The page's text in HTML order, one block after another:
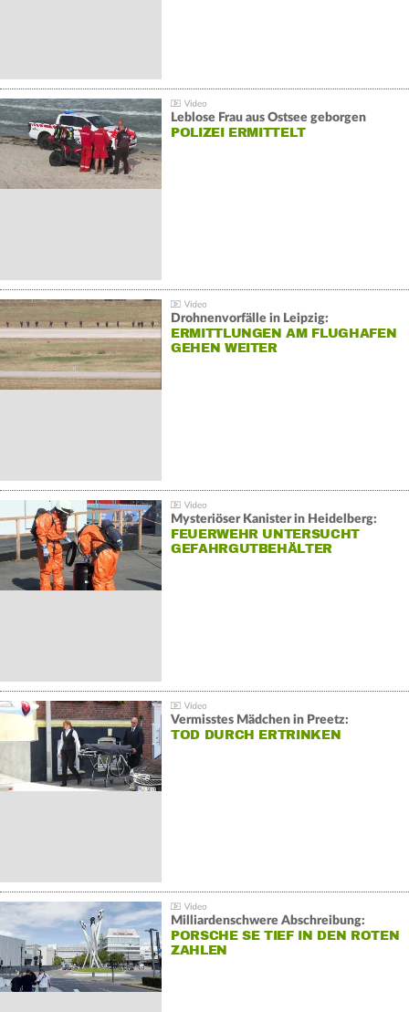
Leblose Frau aus Ostsee geborgen
POLIZEI ERMITTELT
Drohnenvorfälle in Leipzig:
ERMITTLUNGEN AM FLUGHAFEN
GEHEN WEITER
Mysteriöser Kanister in Heidelberg:
FEUERWEHR UNTERSUCHT
GEFAHRGUTBEHÄLTER
Vermisstes Mädchen in Preetz:
TOD DURCH ERTRINKEN
Milliardenschwere Abschreibung:
PORSCHE SE TIEF IN DEN ROTEN
ZAHLEN